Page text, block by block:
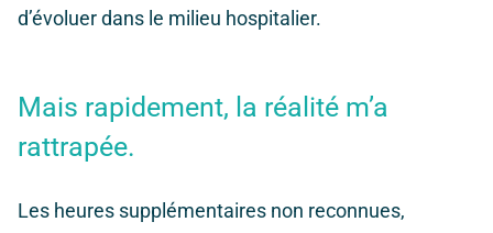
d’évoluer dans le milieu hospitalier.
Mais rapidement, la réalité m’a
rattrapée.
Les heures supplémentaires non reconnues,